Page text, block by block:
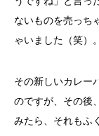
ないものを売っち
ゃいました（笑）。
その新しいカレー
のですが、その後
みたら、それもふ